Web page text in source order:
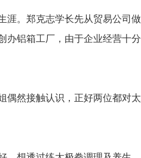
涯。郑克志学长先从贸易公司
办铝箱工厂，由于企业经营十
偶然接触认识，正好两位都对